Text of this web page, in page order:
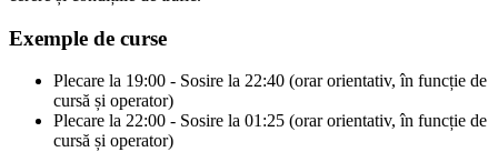
Exemple de curse
Plecare la 19:00 - Sosire la 22:40 (orar orientativ, în funcție de
cursă și operator)
Plecare la 22:00 - Sosire la 01:25 (orar orientativ, în funcție de
cursă și operator)